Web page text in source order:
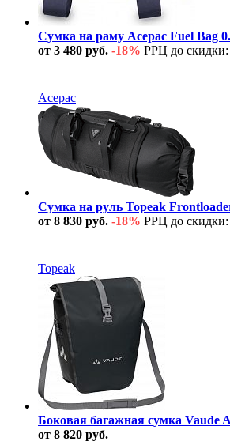
Сумка на раму Acepac Fuel Bag
от 3 480 руб. -18% РРЦ до скидки:
Acepac
Сумка на руль Topeak
от 8 830 руб. -18% РРЦ до скидки:
Topeak
Боковая багажная сумка Vaude
от 8 820 руб.